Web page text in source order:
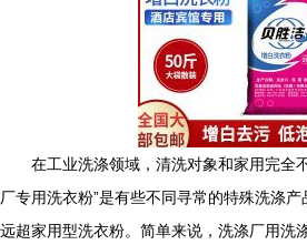
在工业洗涤领域，清洗对象和家用完全
厂专用洗衣粉”是有些不同寻常的特殊洗涤
远超家用型洗衣粉。简单来说，洗涤厂用洗